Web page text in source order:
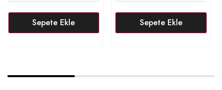
Sepete Ekle Sepete Ekle